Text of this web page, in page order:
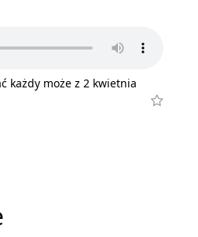
każdy może z 2 kwietnia